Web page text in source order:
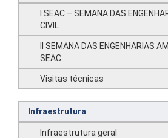
I SEAC – SEMANA DAS
CIVIL
II SEMANA DAS ENGENHARIAS
SEAC
Visitas técnicas
Infraestrutura
Infraestrutura geral